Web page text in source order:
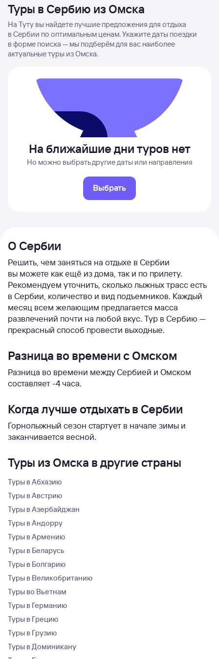
Туры в Сербию из Омска
На Туту вы найдете лучшие предложения для отдыха
в Сербии по оптимальным ценам. Укажите даты поездки
в форме поиска — мы подберём для вас наиболее
актуальные туры из Омска.
На ближайшие дни туров нет
Но можно выбрать другие даты или направления
Выбрать
О Сербии
Решить, чем заняться на отдыхе в Сербии
вы можете как ещё из дома, так и по прилету.
Рекомендуем уточнить, сколько лыжных трасс есть
в Сербии, количество и вид подъемников. Каждый
месяц всем желающим предлагается масса
развлечений почти на любой вкус. Тур в Сербию —
прекрасный способ провести выходные.
Разница во времени с Омском
Разница во времени между Сербией и Омском
составляет -4 часа.
Когда лучше отдыхать в Сербии
Горнолыжный сезон стартует в начале зимы и
заканчивается весной.
Туры из Омска в другие страны
Туры в Абхазию
Туры в Австрию
Туры в Азербайджан
Туры в Андорру
Туры в Армению
Туры в Беларусь
Туры в Болгарию
Туры в Великобританию
Туры во Вьетнам
Туры в Германию
Туры в Грецию
Туры в Грузию
Туры в Доминикану